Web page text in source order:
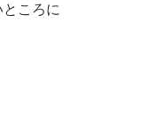
ころに